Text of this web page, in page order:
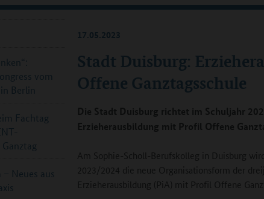
Stadt Duisburg:
Offene Ganztagsschule
17.05.2023
Die Stadt Duisburg richtet im Schuljahr
Erzieherausbildung mit Profil Offene
Am Sophie-Scholl-Berufskolleg in Duisburg
2023/2024 die neue Organisationsform der
Erzieherausbildung (PiA) mit Profil Offene
vom
Berlin
Fachtag
Neues aus